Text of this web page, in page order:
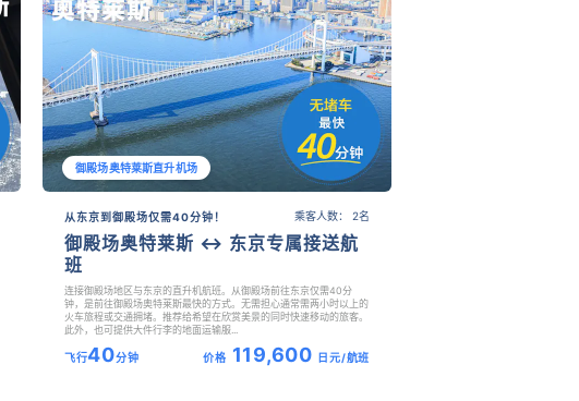
御殿场奥特莱斯直升机场
乘客人数： 2名
从东京到御殿场仅需40分钟！
御殿场奥特莱斯 ↔ 东京专属接送航
班
连接御殿场地区与东京的直升机航班。从御殿场前往东京仅需40分
钟，是前往御殿场奥特莱斯最快的方式。无需担心通常需两小时以上的
火车旅程或交通拥堵。推荐给希望在欣赏美景的同时快速移动的旅客。
此外，也可提供大件行李的地面运输服...
飞行40分钟 价格 119,600 日元/航班